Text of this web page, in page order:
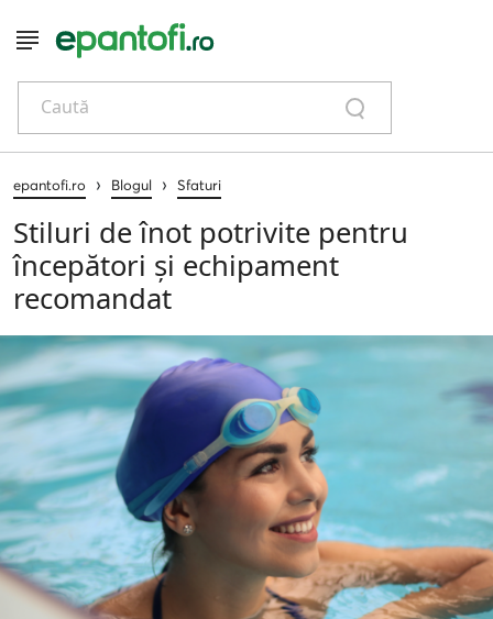
Caută
epantofi.ro › Blogul › Sfaturi
Stiluri de înot potrivite pentru
începători și echipament
recomandat